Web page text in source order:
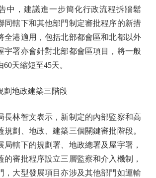
中，建議進一步簡化行政流程拆牆鬆
同轄下和其他部門制定審批程序的新措
全港適用，包括北部都會區和北都以外
宇署亦會針對北部都會區項目，將一般
天縮短至45天。
地政建築三階段
林智文表示，新制定的內部監察和高
規劃、地政、建築三個關鍵審批階段。
局轄下的規劃署、地政總署及屋宇署，
的審批程序設立三層監察和介入機制，
，大型發展項目亦涉及其他部門如運輸